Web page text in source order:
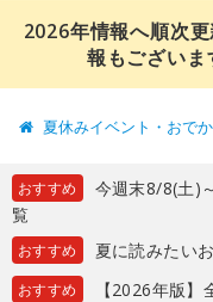
2026年情報へ順次
報もございま
夏休みイベント・おで
おすすめ
今週末8/8(土)
覧
おすすめ 夏に読みたい
おすすめ
【2026年版